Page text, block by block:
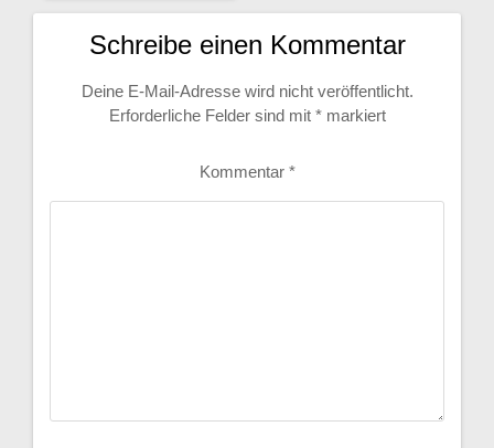
Schreibe einen Kommentar
Deine E-Mail-Adresse wird nicht veröffentlicht.
Erforderliche Felder sind mit *markiert
Kommentar *